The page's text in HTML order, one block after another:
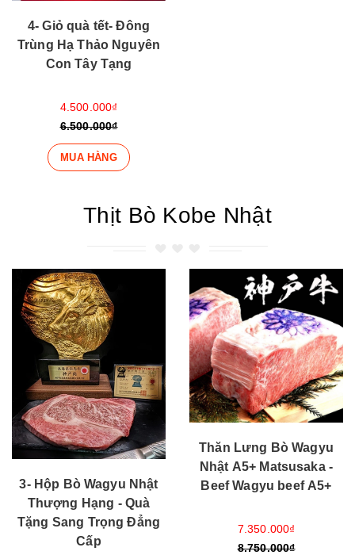
4- Giỏ quà tết- Đông
Trùng Hạ Thảo Nguyên
Con Tây Tạng
4.500.000₫
6.500.000₫
MUA HÀNG
Thịt Bò Kobe Nhật
3- Hộp Bò Wagyu Nhật
Thượng Hạng - Quà
Tặng Sang Trọng Đẳng
Cấp
Thăn Lưng Bò Wagyu
Nhật A5+ Matsusaka -
Beef Wagyu beef A5+
7.350.000₫
8.750.000₫